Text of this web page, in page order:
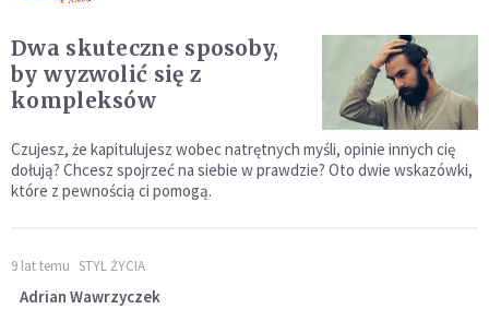
Dwa skuteczne sposoby,
by wyzwolić się z
kompleksów
Czujesz, że kapitulujesz wobec natrętnych myśli, opinie innych cię
dołują? Chcesz spojrzeć na siebie w prawdzie? Oto dwie wskazówki,
które z pewnością ci pomogą.
9 lat temu STYL ŻYCIA
Adrian Wawrzyczek